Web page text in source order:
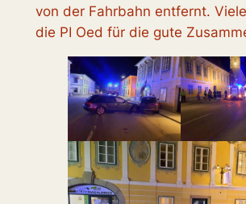
von der Fahrbahn entfernt.
die PI Oed für die gute